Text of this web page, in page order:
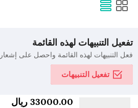
تفعيل التنبيهات لهذه القائمة
فعل التنبيهات لهذه القائمة واحصل على
تفعيل التنبيهات
33000.00 ريال